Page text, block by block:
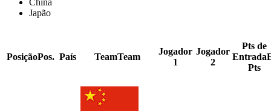
Japão
PosiçãoPos. País TeamTeam
Jogador
1
Jogador
2
Pts de
Entrada
Pts